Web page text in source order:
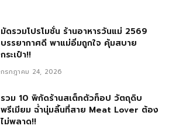
มัดรวมโปรโมชั่น ร้านอาหารวันแม่ 2569
บรรยากาศดี พาแม่อิ่มถูกใจ คุ้มสบาย
กระเป๋า!!
กรกฎาคม 24, 2026
รวม 10 พิกัดร้านสเต็กตัวท็อป วัตถุดิบ
พรีเมียม ฉ่ำนุ่มลิ้นที่สาย Meat Lover ต้อง
ไม่พลาด!!